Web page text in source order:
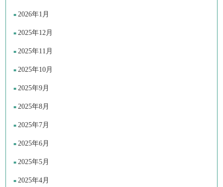
2026年1月
2025年12月
2025年11月
2025年10月
2025年9月
2025年8月
2025年7月
2025年6月
2025年5月
2025年4月